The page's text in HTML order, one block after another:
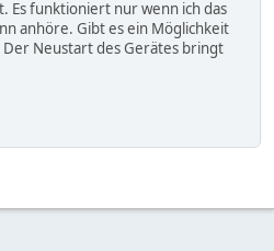
Es funktioniert nur wenn ich das
anhöre. Gibt es ein Möglichkeit
Der Neustart des Gerätes bringt